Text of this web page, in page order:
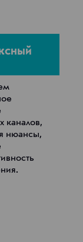
каналов,
нюансы,